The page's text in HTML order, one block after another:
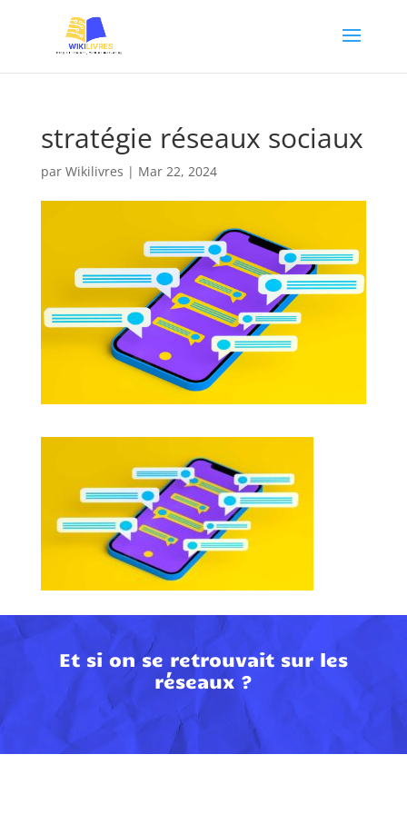
stratégie réseaux sociaux
par Wikilivres | Mar 22, 2024
Et si on se retrouvait sur les
réseaux ?